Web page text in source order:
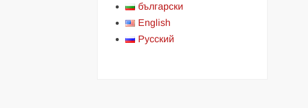
български
English
Русский